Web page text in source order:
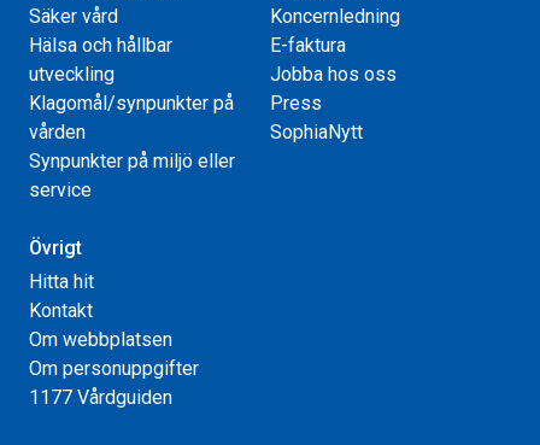
Säker vård
Hälsa och hållbar
utveckling
Klagomål/synpunkter på
vården
Synpunkter på miljö eller
service
Koncernledning
E-faktura
Jobba hos oss
Press
SophiaNytt
Övrigt
Hitta hit
Kontakt
Om webbplatsen
Om personuppgifter
1177 Vårdguiden